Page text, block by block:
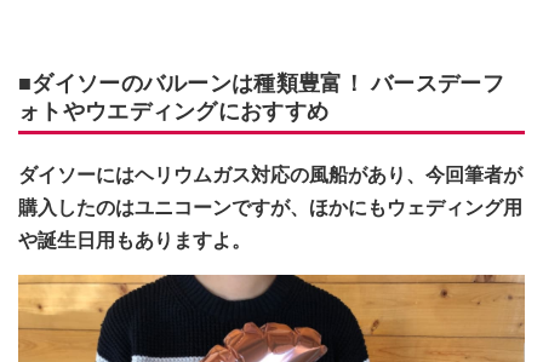
■ダイソーのバルーンは種類豊富！ バースデーフ
ォトやウエディングにおすすめ
ダイソーにはヘリウムガス対応の風船があり、今回筆者が
購入したのはユニコーンですが、ほかにもウェディング用
や誕生日用もありますよ。